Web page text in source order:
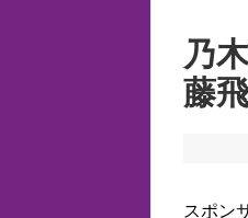
乃
藤
スポン